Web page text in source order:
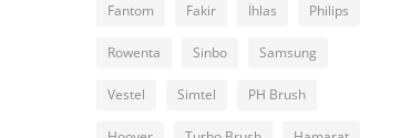
Fantom Fakir İhlas Philips
Rowenta Sinbo Samsung
Vestel Simtel PH Brush